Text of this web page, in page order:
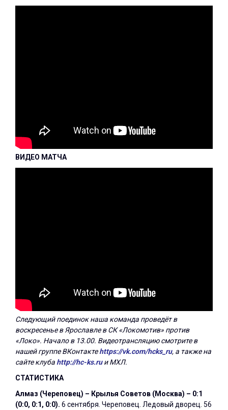
ВИДЕО МАТЧА
Следующий поединок наша команда проведёт в
воскресенье в Ярославле в СК «Локомотив» против
«Локо». Начало в 13.00. Видеотрансляцию смотрите в
нашей группе ВКонтактеhttps://vk.com/hcks_ru, а также на
сайте клуба http://hc-ks.ruи МХЛ.
СТАТИСТИКА
Алмаз (Череповец) – Крылья Советов (Москва) – 0:1
(0:0, 0:1, 0:0). 6 сентября. Череповец. Ледовый дворец. 56